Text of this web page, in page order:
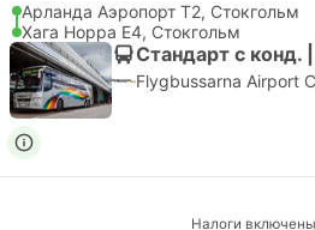
Арланда Аэропорт T2, Стокгольм
Хага Норра Е4, Стокгольм
Стандарт с конд.
Flygbussarna Airport
Налоги включены